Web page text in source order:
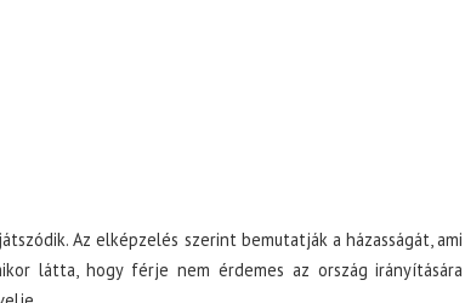
Az elképzelés szerint bemutatják a házasságát, ami
látta, hogy férje nem érdemes az ország irányítására